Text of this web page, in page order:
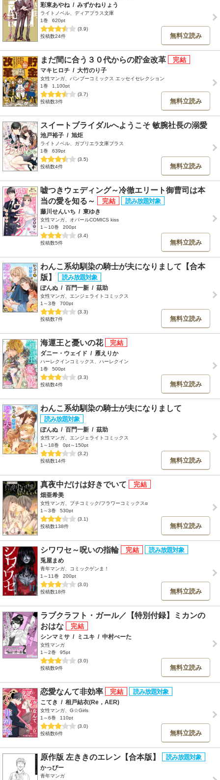
彩東あやね / みずかねりょう
ライトノベル、ディアプラス文庫
1巻
620pt
(3.9)
投稿数24件
無料立読み
まだ間に合う３０代からの貯金改革
マキヒロチ / 大竹のり子
女性マンガ、バンブーコミックス エッセイセレクション
1巻
1,100pt
(3.7)
投稿数3件
無料立読み
スイートブライダルへようこそ 敏腕社長の溺愛
池戸裕子 / 旭炬
ライトノベル、ガブリエラ文庫プラス
1巻
639pt
(3.5)
投稿数4件
無料立読み
嘘つきウェディング～冷徹エリート御曹司は本
当の愛を知る～
藤川せんいち / 東ゆき
女性マンガ、オパールCOMICS kiss
1～10巻
200pt
(3.4)
投稿数5件
無料立読み
わんこ系幼馴染の騎士が夫になりまして【合本
版】
ぽんぬ / 百門一新 / 茲助
女性マンガ、エンジェライトコミックス
1～3巻
700pt
(3.3)
投稿数7件
無料立読み
海運王と憂いの花
ダニー・ウェイド / 雁えりか
ハーレクインコミックス、ハーレクイン
1巻
500pt
(3.3)
投稿数4件
無料立読み
わんこ系幼馴染の騎士が夫になりまして
ぽんぬ / 百門一新 / 茲助
女性マンガ、エンジェライトコミックス
1～18巻
0pt～150pt
(3.2)
投稿数14件
無料立読み
真夜中だけは好きでいて
畑亜希美
女性マンガ、プチコミック/フラワーコミックスα
1～3巻
530pt
(3.1)
投稿数138件
無料立読み
シワワセ～呪いの指輪
兎屋まめ
青年マンガ、コミックゲンま！
1～11巻
200pt
(3.0)
投稿数18件
無料立読み
ラブクラフト・ガール／【特別付録】ミカンの
おはな
シンマミサ / ミユキ / 中村べーた
女性マンガ
1～2巻
95pt
(3.0)
投稿数9件
無料立読み
恋愛なんて非効率
こてき / 相戸結衣(Re，AER)
女性マンガ、G☆Girls
1～6巻
110pt
(3.0)
投稿数6件
無料立読み
原作版 左ききのエレン【合本版】
かっぴー
青年マンガ